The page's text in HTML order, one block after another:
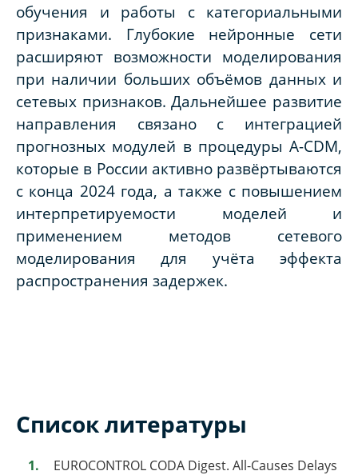
обучения и работы с категориальными
признаками. Глубокие нейронные сети
расширяют возможности моделирования
при наличии больших объёмов данных и
сетевых признаков. Дальнейшее развитие
направления связано с интеграцией
прогнозных модулей в процедуры A-CDM,
которые в России активно развёртываются
с конца 2024 года, а также с повышением
интерпретируемости моделей и
применением методов сетевого
моделирования для учёта эффекта
распространения задержек.
Список литературы
EUROCONTROL CODA Digest. All-Causes Delays